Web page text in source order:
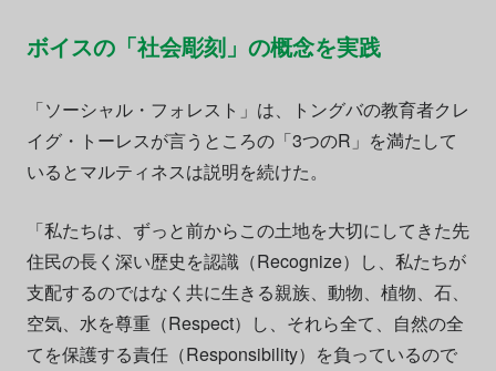
ボイスの「社会彫刻」の概念を実践
「ソーシャル・フォレスト」は、トングバの教育者クレ
イグ・トーレスが言うところの「3つのR」を満たして
いるとマルティネスは説明を続けた。
「私たちは、ずっと前からこの土地を大切にしてきた先
住民の長く深い歴史を認識（Recognize）し、私たちが
支配するのではなく共に生きる親族、動物、植物、石、
空気、水を尊重（Respect）し、それら全て、自然の全
てを保護する責任（Responsibility）を負っているので